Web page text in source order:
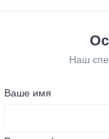
Наш
Ваше имя